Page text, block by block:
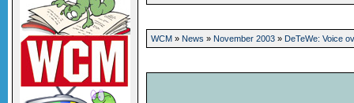
WCM» News » November 2003» DeTeWe: Voice